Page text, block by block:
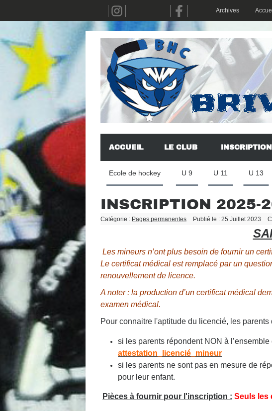
Archives
ACCUEIL LE CLUB
Ecole de hockey U 9 U 11 U 13
INSCRIPTION 2025-
Catégorie : Pages permanentes Publié le : 25 Juillet 2023
Les mineurs n’ont plus besoin de fournir un
Le certificat médical est remplacé par un
renouvellement de licence.
A noter : la production d’un certificat médical
examen médical.
Pour connaitre l'aptitude du licencié, les
si les parents répondent NON à
attestation_licencié_mineur
si les parents ne sont pas en mesure de
pour leur enfant.
Pièces à fournir pour l'inscription : Seuls les